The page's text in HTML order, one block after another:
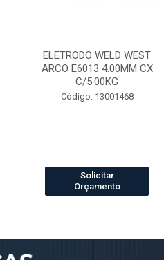
ELETRODO WELD WEST
ARCO E6013 4.00MM CX
C/5.00KG
Código: 13001468
Solicitar
Orçamento